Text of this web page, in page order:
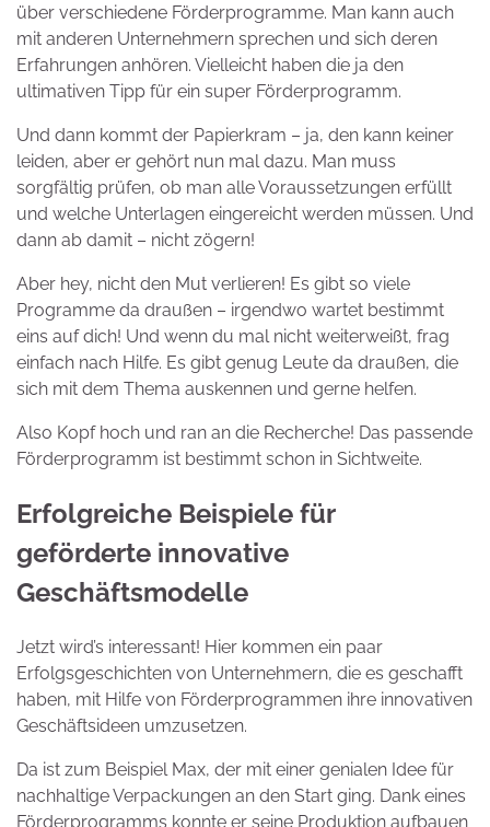
über verschiedene Förderprogramme. Man kann auch
mit anderen Unternehmern sprechen und sich deren
Erfahrungen anhören. Vielleicht haben die ja den
ultimativen Tipp für ein super Förderprogramm.
Und dann kommt der Papierkram – ja, den kann keiner
leiden, aber er gehört nun mal dazu. Man muss
sorgfältig prüfen, ob man alle Voraussetzungen erfüllt
und welche Unterlagen eingereicht werden müssen. Und
dann ab damit – nicht zögern!
Aber hey, nicht den Mut verlieren! Es gibt so viele
Programme da draußen – irgendwo wartet bestimmt
eins auf dich! Und wenn du mal nicht weiterweißt, frag
einfach nach Hilfe. Es gibt genug Leute da draußen, die
sich mit dem Thema auskennen und gerne helfen.
Also Kopf hoch und ran an die Recherche! Das passende
Förderprogramm ist bestimmt schon in Sichtweite.
Erfolgreiche Beispiele für
geförderte innovative
Geschäftsmodelle
Jetzt wird’s interessant! Hier kommen ein paar
Erfolgsgeschichten von Unternehmern, die es geschafft
haben, mit Hilfe von Förderprogrammen ihre innovativen
Geschäftsideen umzusetzen.
Da ist zum Beispiel Max, der mit einer genialen Idee für
nachhaltige Verpackungen an den Start ging. Dank eines
Förderprogramms konnte er seine Produktion aufbauen